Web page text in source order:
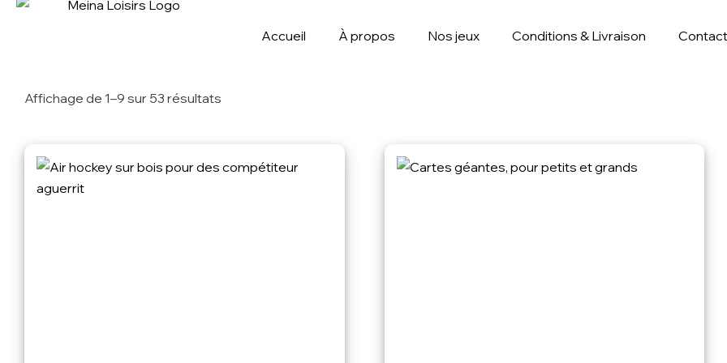
Accueil À propos Nos jeux Conditions & Livraison Contact
Affichage de 1–9 sur 53 résultats